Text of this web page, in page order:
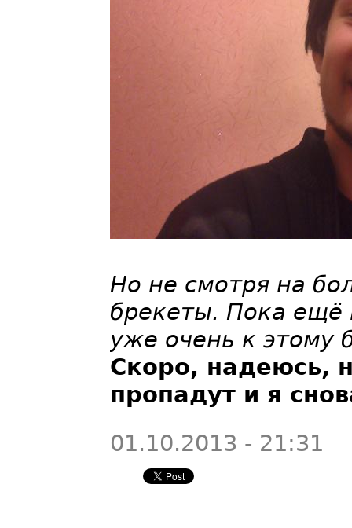
Но не смотря на
брекеты. Пока ещё
уже очень к этому
Скоро, надеюсь,
пропадут и я
01.10.2013 - 21:31